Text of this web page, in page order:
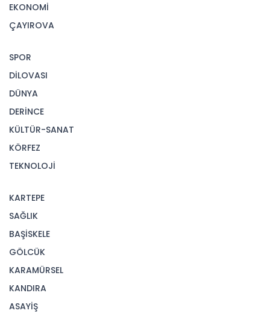
EKONOMİ
ÇAYIROVA
SPOR
DİLOVASI
DÜNYA
DERİNCE
KÜLTÜR-SANAT
KÖRFEZ
TEKNOLOJİ
KARTEPE
SAĞLIK
BAŞİSKELE
GÖLCÜK
KARAMÜRSEL
KANDIRA
ASAYİŞ